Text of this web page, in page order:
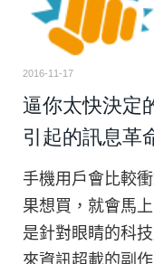
2016-11-17
逼你太快決定
引起的訊息革
手機用戶會比較
果想買，就會馬
是針對眼睛的科